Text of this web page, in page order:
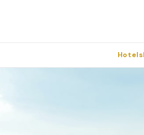
Hotels